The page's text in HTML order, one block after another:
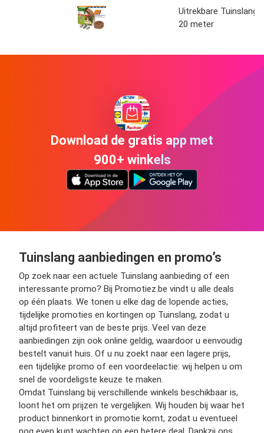
Uitrekbare Tuinslang
20 meter
Download de gratis app met
900+ winkels
Tuinslang aanbiedingen en promo’s
Op zoek naar een actuele Tuinslang aanbieding of een
interessante promo? Bij Promotiez.be vindt u alle deals
op één plaats. We tonen u elke dag de lopende acties,
tijdelijke promoties en kortingen op Tuinslang, zodat u
altijd profiteert van de beste prijs. Veel van deze
aanbiedingen zijn ook online geldig, waardoor u eenvoudig
bestelt vanuit huis. Of u nu zoekt naar een lagere prijs,
een tijdelijke promo of een voordeelactie: wij helpen u om
snel de voordeligste keuze te maken.
Omdat Tuinslang bij verschillende winkels beschikbaar is,
loont het om prijzen te vergelijken. Wij houden bij waar het
product binnenkort in promotie komt, zodat u eventueel